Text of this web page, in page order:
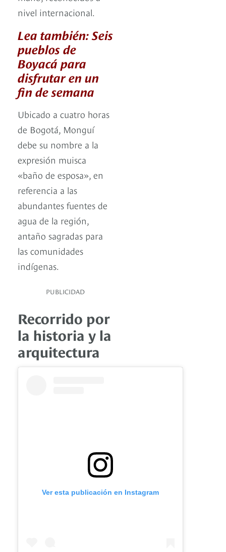
nivel internacional.
Lea también: Seis
pueblos de
Boyacá para
disfrutar en un
fin de semana
Ubicado a cuatro horas
de Bogotá, Monguí
debe su nombre a la
expresión muisca
«baño de esposa», en
referencia a las
abundantes fuentes de
agua de la región,
antaño sagradas para
las comunidades
indígenas.
PUBLICIDAD
Recorrido por
la historia y la
arquitectura
Ver esta publicación en Instagram